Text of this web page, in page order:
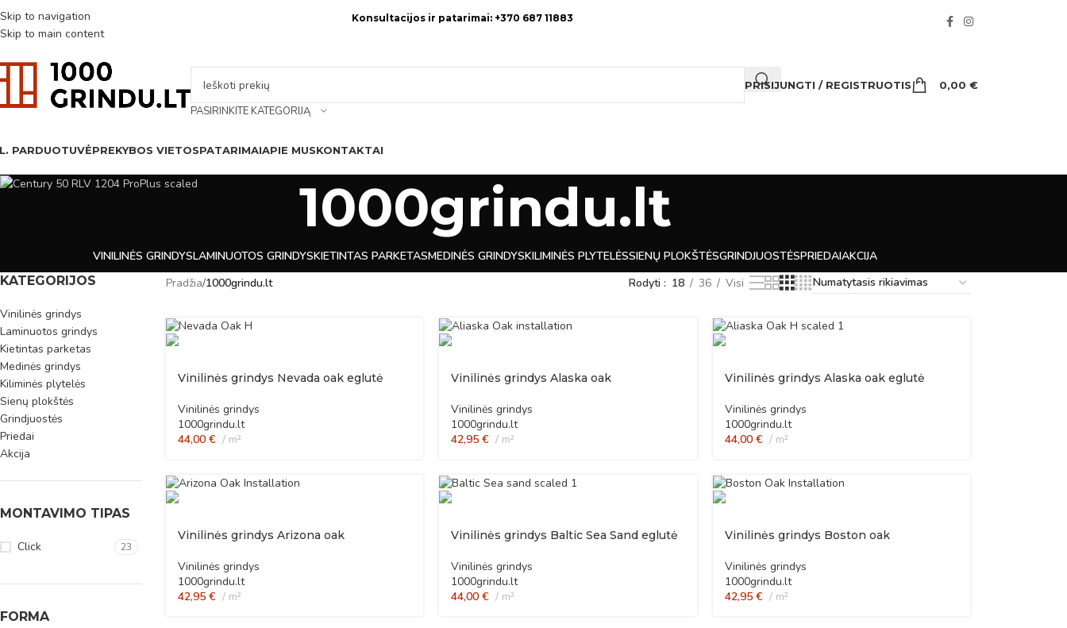
Skip to navigation
Skip to main content
Konsultacijos ir patarimai: +370 687 11883
PASIRINKITE KATEGORIJĄ
PRISIJUNGTI / REGISTRUOTIS 0,00 €
PARDUOTUVĖPREKYBOS VIETOSPATARIMAIAPIE MUSKONTAKTAI
1000grindu.lt
VINILINĖS GRINDYSLAMINUOTOS GRINDYSKIETINTAS PARKETASMEDINĖS GRINDYSKILIMINĖS PLYTELĖSSIENŲ PLOKŠTĖSGRINDJUOSTĖSPRIEDAIAKCIJA
KATEGORIJOS
Vinilinės grindys
Laminuotos grindys
Kietintas parketas
Medinės grindys
Kiliminės plytelės
Sienų plokštės
Grindjuostės
Priedai
Akcija
MONTAVIMO TIPAS
Click 23
FORMA
Pradžia/1000grindu.lt Rodyti 18 36 Visi
Vinilinės grindys Nevada oak eglutė
Vinilinės grindys
1000grindu.lt
44,00 € m²
Vinilinės grindys Alaska oak
Vinilinės grindys
1000grindu.lt
42,95€ m²
Vinilinės grindys Alaska oak eglutė
Vinilinės grindys
1000grindu.lt
44,00 € m²
Vinilinės grindys Arizona oak
Vinilinės grindys
1000grindu.lt
42,95 € m²
Vinilinės grindys Baltic Sea Sand eglutė
Vinilinės grindys
1000grindu.lt
44,00€ m²
Vinilinės grindys Boston oak
Vinilinės grindys
1000grindu.lt
42,95 € m²